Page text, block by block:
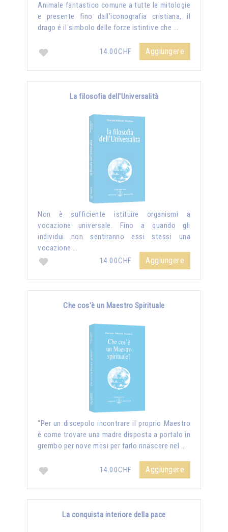
Animale fantastico comune a tutte le mitologie
e presente fino dall’iconografia cristiana, il
drago é il simbolo delle forze istintive che …
14.00CHF Aggiungere
La filosofia dell'Universalità
Non è sufficiente istituire organismi a
vocazione universale. Fino a quando gli
individui non sentiranno essi stessi una
vocazione …
14.00CHF
Aggiungere
Che cos'è un Maestro Spirituale
"Per un discepolo incontrare il proprio Maestro
è come trovare una madre disposta a portalo in
grembo per nove mesi per farlo rinascere nel …
14.00CHF Aggiungere
La conquista interiore della pace